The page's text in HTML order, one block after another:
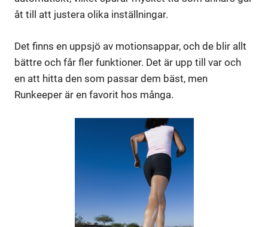
åt till att justera olika inställningar.
Det finns en uppsjö av motionsappar, och de blir allt
bättre och får fler funktioner. Det är upp till var och
en att hitta den som passar dem bäst, men
Runkeeper är en favorit hos många.